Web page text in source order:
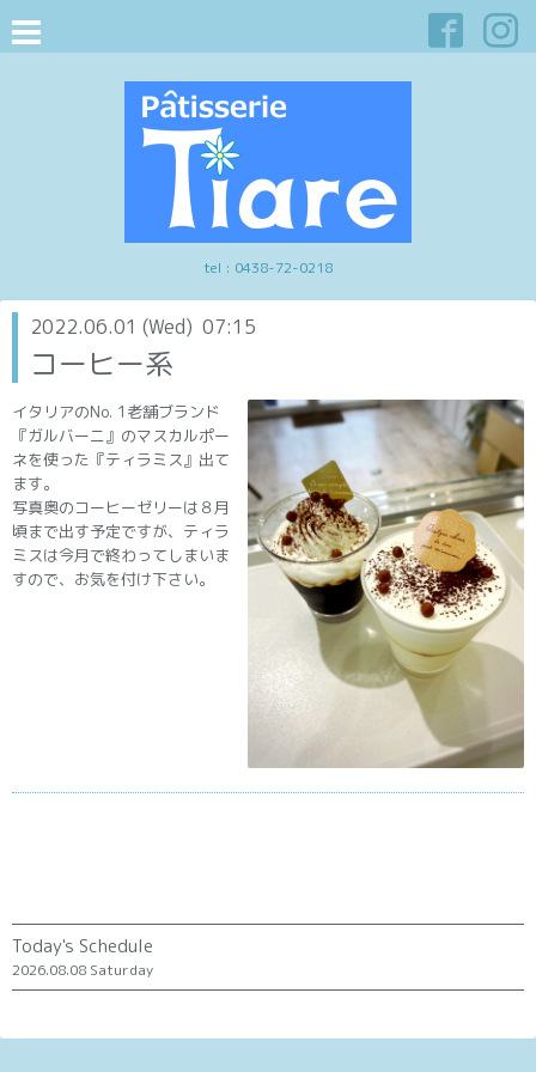
tel : 0438-72-0218
2022.06.01 (Wed) 07:15
コーヒー系
イタリアのNo. 1老舗ブランド
『ガルバーニ』のマスカルポー
ネを使った『ティラミス』出て
ます。
写真奥のコーヒーゼリーは８月
頃まで出す予定ですが、ティラ
ミスは今月で終わってしまいま
すので、お気を付け下さい。
Today's Schedule
2026.08.08 Saturday